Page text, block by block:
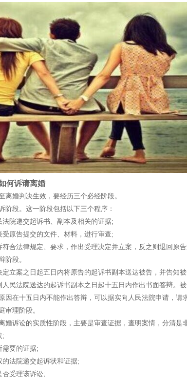
诉请离婚
婚判决生效，要经历三个必经阶段。
段。这一阶段包括以下三个程序：
院递交起诉书、副本及相关的证据;
原告提交的文件、材料，进行审查;
法律规定、要求，作出受理决定并立案，反之则退回原告
段。
案之日起五日内将原告的起诉书副本送达被告，并告知被
法院送达的起诉书副本之日起十五日内作出书面答辩。
因在十五日内不能作出答辩，可以据实向人民法院申请，请
理阶段。
诉讼的实质性阶段，主要是审查证据，查明案情，分清是
;
要的证据;
法院递交起诉状和证据;
受理该诉讼;